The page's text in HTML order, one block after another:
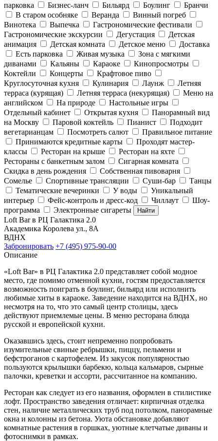
парковка
Бизнес-ланч Бильярд Боулинг
Бранчи
В старом особняке
Веранда
Винный погреб
Винотека
Выпечка
Гастрономические фестивали
Гастрономические экскурсии
Дегустация
Детская
анимация
Детская комната Детское меню
Доставка
Есть парковка
Живая музыка
Зона с мягкими
диванами
Кальяны Караоке
Кинопросмотры
Коктейли
Концерты
Крафтовое пиво
Круглосуточная кухня
Кулинария Лаунж
Летняя
терраса (курящая)
Летняя терраса (некурящая)
Меню на
английском
На природе
Настольные игры
Отдельный кабинет
Открытая кухня
Панорамный вид
на Москву
Паровой коктейль Пианист
Подходит
вегетарианцам
Посмотреть салют
Правильное питание
Принимаются кредитные карты
Проходят мастер-
классы
Ресторан на крыше
Ресторан на яхте
Рестораны с банкетным залом
Сигарная комната
Скидка в день рождения
Собственная пивоварня
Сомелье
Спортивные трансляции Суши-бар
Танцы
Тематические вечеринки
У воды
Уникальный
интерьер
Фейс-контроль и дресс-код Чиллаут
Шоу-
программа
Электронные сигареты Найти
Loft Bar в РЦ Галактика 2.0
Академика Королева ул., 8А
ВДНХ
Забронировать +7 (495) 975-90-00
Описание
«Loft Bar» в РЦ Галактика 2.0 представляет собой модное
место, где помимо отменной кухни, гостям предоставляется
возможность поиграть в боулинг, бильярд или исполнить
любимые хиты в караоке. Заведение находится на ВДНХ, но
несмотря на то, что это самый центр столицы, здесь
действуют приемлемые цены. В меню ресторана блюда
русской и европейской кухни.
Оказавшись здесь, стоит непременно попробовать
изумительные свиные ребрышки, пиццу, пельмени и
бефстроганов с картофелем. Из закусок популярностью
пользуются крылышки барбекю, кольца кальмаров, сырные
палочки, креветки и ассорти, рассчитанное на компанию.
Ресторан как следует из его названия, оформлен в стилистике
лофт. Пространство заведения отличает: кирпичная отделка
стен, наличие металлических труб под потолком, панорамные
окна и колонны из бетона. Уюта обстановке добавляют
комнатные растения в горшках, уютные клетчатые диваны и
фотоснимки в рамках.